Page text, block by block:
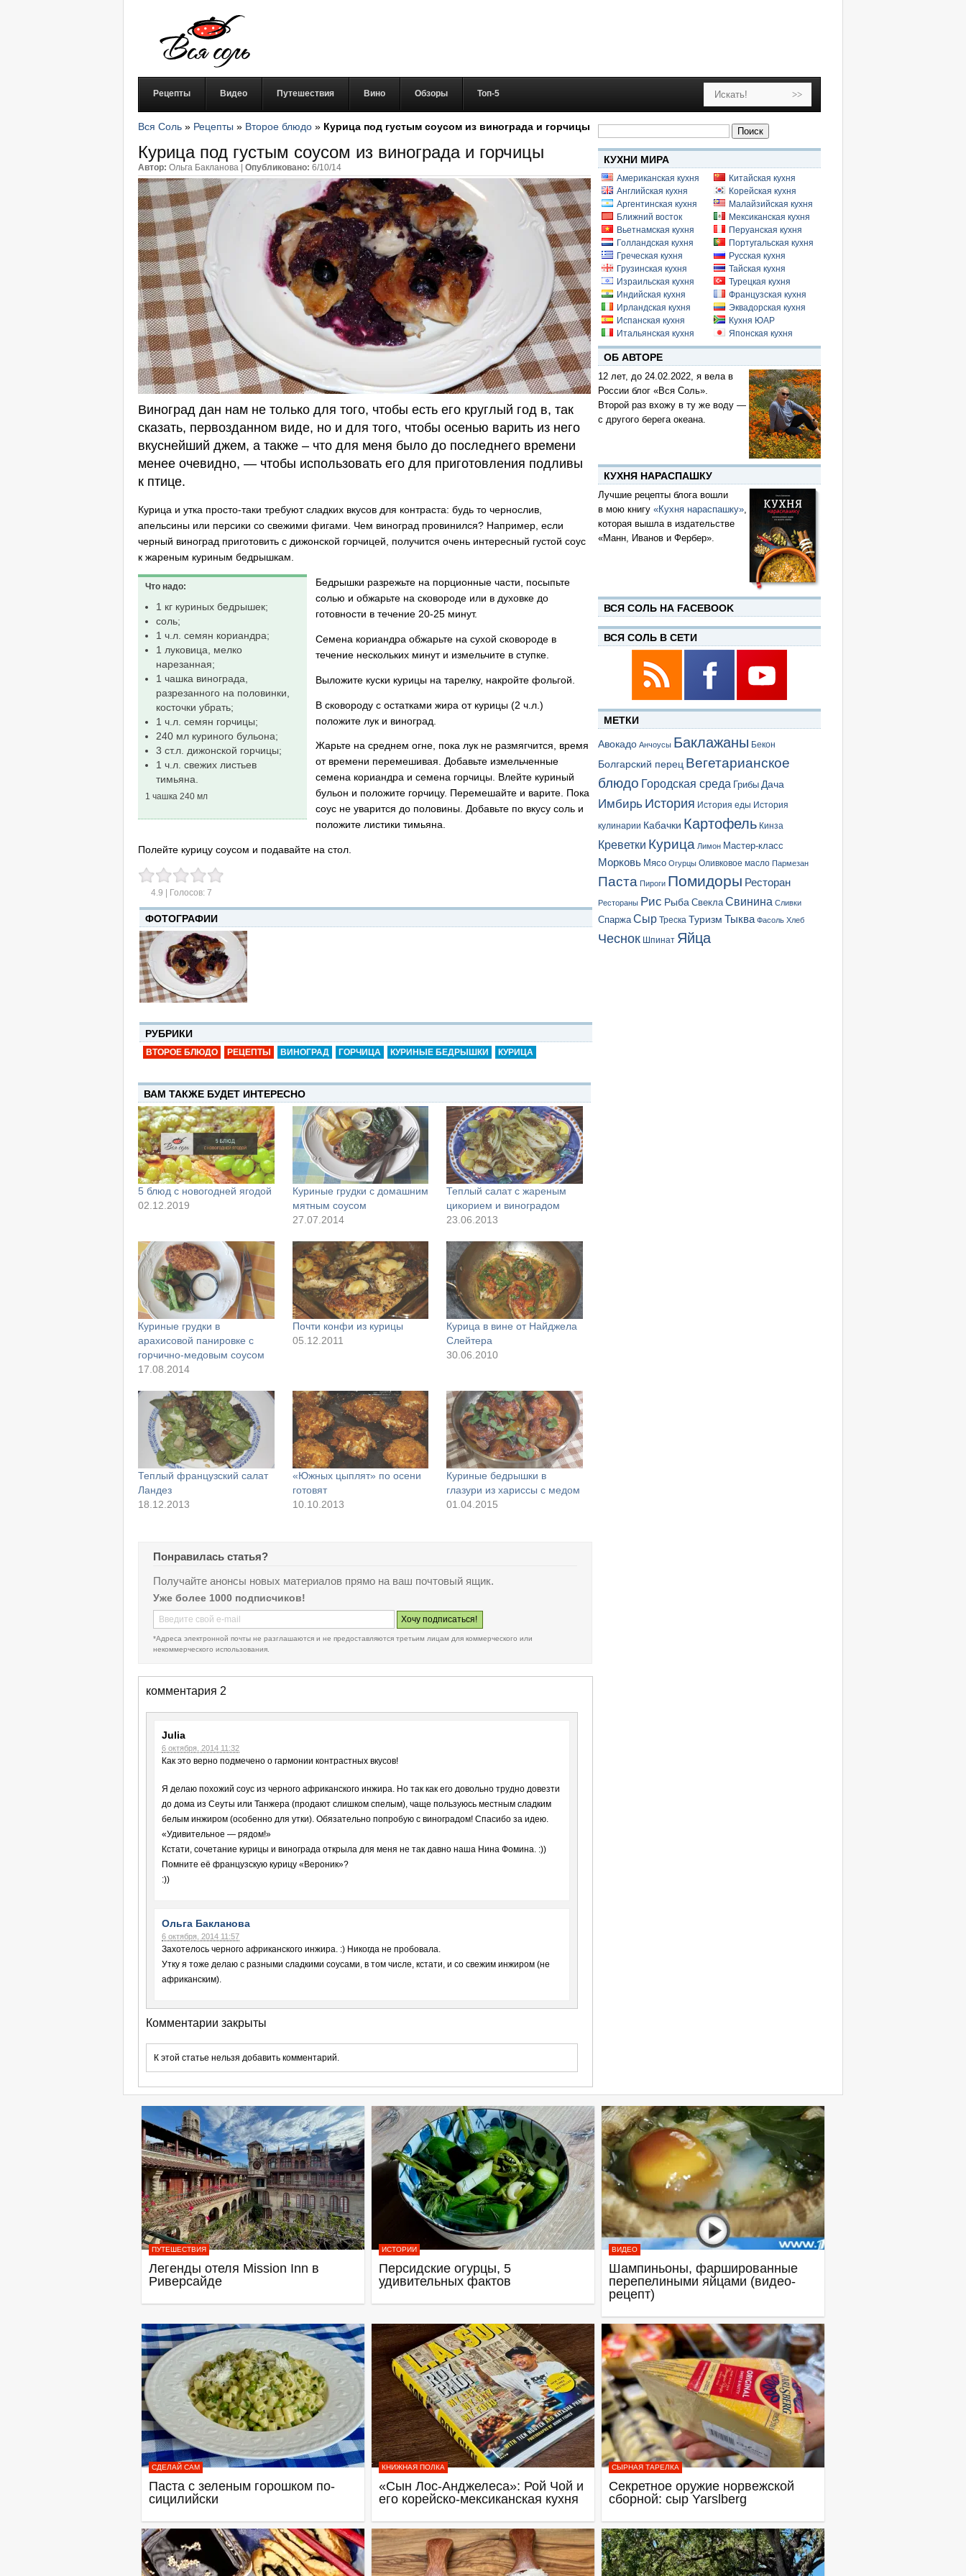
Рецепты Видео Путешествия Вино Обзоры Топ-5
Вся Соль » Рецепты » Второе блюдо » Курица под густым соусом из винограда и горчицы
Курица под густым соусом из винограда и горчицы
Автор: Ольга Бакланова | Опубликовано: 6/10/14
Виноград дан нам не только для того, чтобы есть его круглый год в, так
сказать, первозданном виде, но и для того, чтобы осенью варить из него
вкуснейший джем, а также – что для меня было до последнего времени
менее очевидно, — чтобы использовать его для приготовления подливы
к птице.
Курица и утка просто-таки требуют сладких вкусов для контраста: будь то чернослив,
апельсины или персики со свежими фигами. Чем виноград провинился? Например, если
черный виноград приготовить с дижонской горчицей, получится очень интересный густой соус
к жареным куриным бедрышкам.
Что надо:
1 кг куриных бедрышек;
cоль;
1 ч.л. семян кориандра;
1 луковица, мелко
нарезанная;
1 чашка винограда,
разрезанного на половинки,
косточки убрать;
1 ч.л. семян горчицы;
240 мл куриного бульона;
3 ст.л. дижонской горчицы;
1 ч.л. свежих листьев
тимьяна.
1 чашка 240 мл
Бедрышки разрежьте на порционные части, посыпьте
солью и обжарьте на сковороде или в духовке до
готовности в течение 20-25 минут.
Семена кориандра обжарьте на сухой сковороде в
течение нескольких минут и измельчите в ступке.
Выложите куски курицы на тарелку, накройте фольгой.
В сковороду с остатками жира от курицы (2 ч.л.)
положите лук и виноград.
Жарьте на среднем огне, пока лук не размягчится, время
от времени перемешивая. Добавьте измельченные
семена кориандра и семена горчицы. Влейте куриный
бульон и положите горчицу. Перемешайте и варите. Пока
соус не уварится до половины. Добавьте по вкусу соль и
положите листики тимьяна.
Полейте курицу соусом и подавайте на стол.
4.9 | Голосов: 7
ФОТОГРАФИИ
РУБРИКИ
ВТОРОЕ БЛЮДО РЕЦЕПТЫ ВИНОГРАД ГОРЧИЦА КУРИНЫЕ БЕДРЫШКИ КУРИЦА
ВАМ ТАКЖЕ БУДЕТ ИНТЕРЕСНО
5 блюд с новогодней ягодой
02.12.2019
Куриные грудки с домашним
мятным соусом
27.07.2014
Теплый салат с жареным
цикорием и виноградом
23.06.2013
Куриные грудки в
арахисовой панировке с
горчично-медовым соусом
17.08.2014
Почти конфи из курицы
05.12.2011
Курица в вине от Найджела
Слейтера
30.06.2010
Теплый французский салат
Ландез
18.12.2013
«Южных цыплят» по осени
готовят
10.10.2013
Куриные бедрышки в
глазури из хариссы с медом
01.04.2015
Понравилась статья?
Получайте анонсы новых материалов прямо на ваш почтовый ящик.
Уже более 1000 подписчиков!
*Адреса электронной почты не разглашаются и не предоставляются третьим лицам для коммерческого или
некоммерческого использования.
комментария 2
Julia
6 октября, 2014 11:32
Как это верно подмечено о гармонии контрастных вкусов!
Я делаю похожий соус из черного африканского инжира. Но так как его довольно трудно довезти
до дома из Сеуты или Танжера (продают слишком спелым), чаще пользуюсь местным сладким
белым инжиром (особенно для утки). Обязательно попробую с виноградом! Спасибо за идею.
«Удивительное — рядом!»
Кстати, сочетание курицы и винограда открыла для меня не так давно наша Нина Фомина. :))
Помните её французскую курицу «Вероник»?
:))
Ольга Бакланова
6 октября, 2014 11:57
Захотелось черного африканского инжира. :) Никогда не пробовала.
Утку я тоже делаю с разными сладкими соусами, в том числе, кстати, и со свежим инжиром (не
африканским).
Комментарии закрыты
К этой статье нельзя добавить комментарий.
Найти:
КУХНИ МИРА
Американская кухня
Английская кухня
Аргентинская кухня
Ближний восток
Вьетнамская кухня
Голландская кухня
Греческая кухня
Грузинская кухня
Израильская кухня
Индийская кухня
Ирландская кухня
Испанская кухня
Итальянская кухня
Китайская кухня
Корейская кухня
Малайзийская кухня
Мексиканская кухня
Перуанская кухня
Португальская кухня
Русская кухня
Тайская кухня
Турецкая кухня
Французская кухня
Эквадорская кухня
Кухня ЮАР
Японская кухня
ОБ АВТОРЕ
12 лет, до 24.02.2022, я вела в
России блог «Вся Соль».
Второй раз вхожу в ту же воду —
с другого берега океана.
КУХНЯ НАРАСПАШКУ
Лучшие рецепты блога вошли
в мою книгу «Кухня нараспашку»,
которая вышла в издательстве
«Манн, Иванов и Фербер».
ВСЯ СОЛЬ НА FACEBOOK
ВСЯ СОЛЬ В СЕТИ
МЕТКИ
Авокадо Анчоусы Баклажаны Бекон
Болгарский перец Вегетарианское
блюдо Городская среда Грибы Дача
Имбирь История История еды История
кулинарии Кабачки Картофель Кинза
Креветки Курица Лимон Мастер-класс
Морковь Мясо Огурцы Оливковое масло Пармезан
Паста Пироги Помидоры Ресторан
Рестораны Рис Рыба Свекла Свинина Сливки
Спаржа Сыр Треска Туризм Тыква Фасоль Хлеб
Чеснок Шпинат Яйца
ПУТЕШЕСТВИЯ
Легенды отеля Mission Inn в
Риверсайде
ИСТОРИИ
Персидские огурцы, 5
удивительных фактов
ВИДЕО
Шампиньоны, фаршированные
перепелиными яйцами (видео-
рецепт)
СДЕЛАЙ САМ
Паста с зеленым горошком по-
сицилийски
КНИЖНАЯ ПОЛКА
«Сын Лос-Анджелеса»: Рой Чой и
его корейско-мексиканская кухня
СЫРНАЯ ТАРЕЛКА
Секретное оружие норвежской
сборной: сыр Yarslberg